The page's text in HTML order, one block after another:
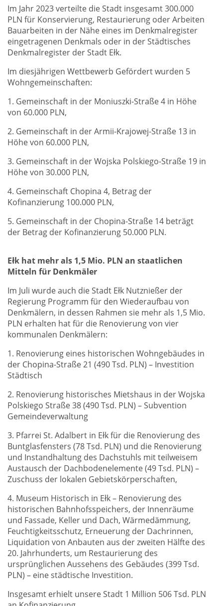
Im Jahr 2023 verteilte die Stadt insgesamt 300.000
PLN für Konservierung, Restaurierung oder Arbeiten
Bauarbeiten in der Nähe eines im Denkmalregister
eingetragenen Denkmals oder in der Städtisches
Denkmalregister der Stadt Ełk.
Im diesjährigen Wettbewerb Gefördert wurden 5
Wohngemeinschaften:
1. Gemeinschaft in der Moniuszki-Straße 4 in Höhe
von 60.000 PLN,
2. Gemeinschaft in der Armii-Krajowej-Straße 13 in
Höhe von 60.000 PLN,
3. Gemeinschaft in der Wojska Polskiego-Straße 19 in
Höhe von 30.000 PLN,
4. Gemeinschaft Chopina 4, Betrag der
Kofinanzierung 100.000 PLN,
5. Gemeinschaft in der Chopina-Straße 14 beträgt
der Betrag der Kofinanzierung 50.000 PLN.
Ełk hat mehr als 1,5 Mio. PLN an staatlichen
Mitteln für Denkmäler
Im Juli wurde auch die Stadt Ełk Nutznießer der
Regierung Programm für den Wiederaufbau von
Denkmälern, in dessen Rahmen sie mehr als 1,5 Mio.
PLN erhalten hat für die Renovierung von vier
kommunalen Denkmälern:
1. Renovierung eines historischen Wohngebäudes in
der Chopina-Straße 21 (490 Tsd. PLN) – Investition
Städtisch
2. Renovierung historisches Mietshaus in der Wojska
Polskiego Straße 38 (490 Tsd. PLN) – Subvention
Gemeindeverwaltung
3. Pfarrei St. Adalbert in Ełk für die Renovierung des
Buntglasfensters (78 Tsd. PLN) und die Renovierung
und Instandhaltung des Dachstuhls mit teilweisem
Austausch der Dachbodenelemente (49 Tsd. PLN) –
Zuschuss der lokalen Gebietskörperschaften,
4. Museum Historisch in Ełk – Renovierung des
historischen Bahnhofsspeichers, der Innenräume
und Fassade, Keller und Dach, Wärmedämmung,
Feuchtigkeitsschutz, Erneuerung der Dachrinnen,
Liquidation von Anbauten aus der zweiten Hälfte des
20. Jahrhunderts, um Restaurierung des
ursprünglichen Aussehens des Gebäudes (399 Tsd.
PLN) – eine städtische Investition.
Insgesamt erhielt unsere Stadt 1 Million 506 Tsd. PLN